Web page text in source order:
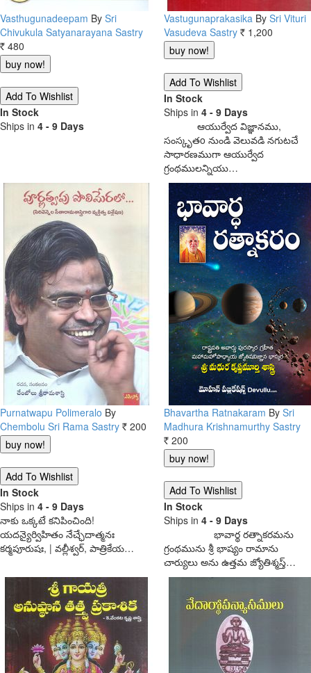
Vasthugunadeepam By Sri
Chivukula Satyanarayana Sastry
Rs. 480
In Stock
Ships in 4 - 9 Days
Vastugunaprakasika By Sri Vituri
Vasudeva Sastry Rs. 1,200
In Stock
Ships in 4 - 9 Days
ఆయుర్వేద విజ్ఞానము,
సంస్కృతo నుండి వెలువడి నగుటచే
సాధారణముగా ఆయుర్వేద
గ్రంథములన్నియు…
Purnatwapu Polimeralo By
Chembolu Sri Rama Sastry Rs. 200
In Stock
Ships in 4 - 9 Days
నాకు ఒక్కటే కనిపించింది!
యదన్యైర్విహితం నేచ్ఛేదాత్మనః
కర్మపూరుషః, | వల్లీశ్వర్, పాత్రికేయ…
Bhavartha Ratnakaram By Sri
Madhura Krishnamurthy Sastry
Rs. 200
In Stock
Ships in 4 - 9 Days
భావార్థ రత్నాకరమను
గ్రంథమును శ్రీ భాష్యం రామాను
చార్యులు అను ఉత్తమ జ్యోతిశ్మస్త్…